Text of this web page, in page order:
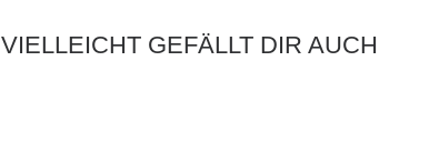
VIELLEICHT GEFÄLLT DIR AUCH